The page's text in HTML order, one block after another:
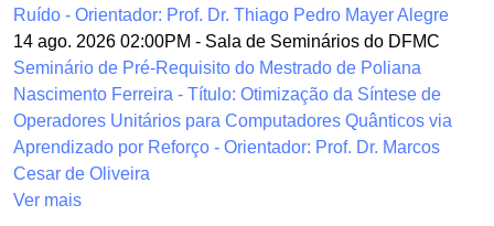
Ruído - Orientador: Prof. Dr. Thiago Pedro Mayer Alegre
14 ago. 2026 02:00PM - Sala de Seminários do DFMC
Seminário de Pré-Requisito do Mestrado de Poliana
Nascimento Ferreira - Título: Otimização da Síntese de
Operadores Unitários para Computadores Quânticos via
Aprendizado por Reforço - Orientador: Prof. Dr. Marcos
Cesar de Oliveira
Ver mais